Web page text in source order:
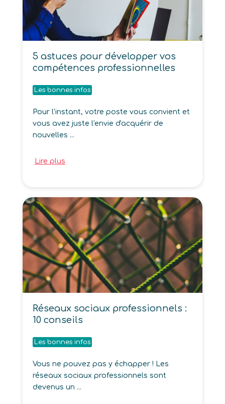
5 astuces pour développer vos
compétences professionnelles
Les bonnes infos
Pour l'instant, votre poste vous convient et
vous avez juste l'envie d'acquérir de
nouvelles ...
Lire plus
Réseaux sociaux professionnels :
10 conseils
Les bonnes infos
Vous ne pouvez pas y échapper ! Les
réseaux sociaux professionnels sont
devenus un ...